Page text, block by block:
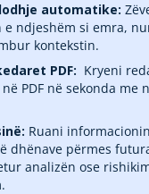
automatike:
ndjeshëm si emra,
kontekstin.
PDF:
Kryeni
PDF në sekonda me
Ruani
dhënave përmes
analizën ose